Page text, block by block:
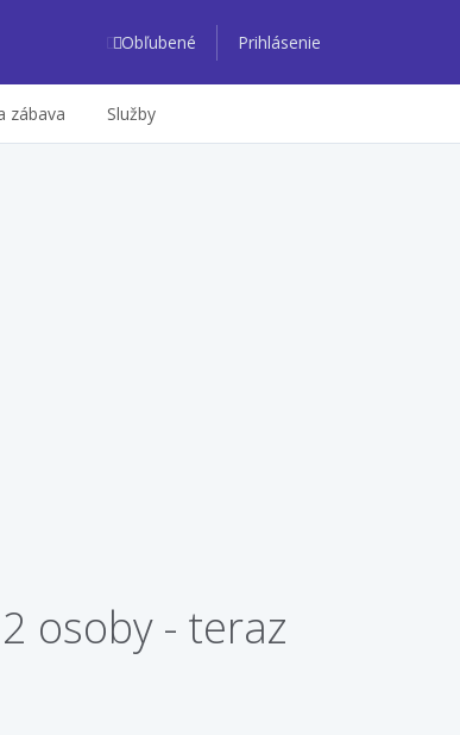
Obľubené Prihlásenie
zábava Služby
osoby - teraz